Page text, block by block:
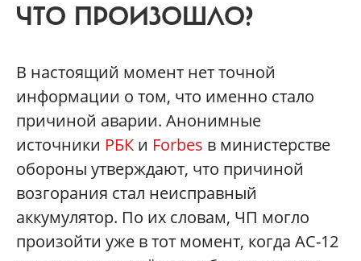
ЧТО ПРОИЗОШЛО?
В настоящий момент нет точной
информации о том, что именно стало
причиной аварии. Анонимные
источники РБК и Forbes в министерстве
обороны утверждают, что причиной
возгорания стал неисправный
аккумулятор. По их словам, ЧП могло
произойти уже в тот момент, когда АС-12